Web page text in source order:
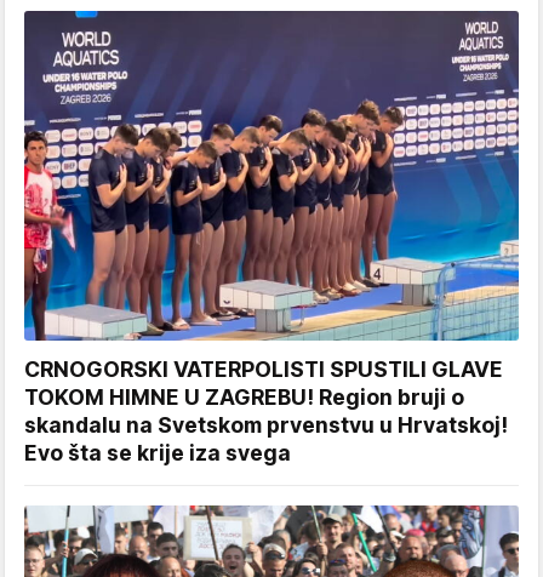
CRNOGORSKI VATERPOLISTI SPUSTILI GLAVE
TOKOM HIMNE U ZAGREBU! Region bruji o
skandalu na Svetskom prvenstvu u Hrvatskoj!
Evo šta se krije iza svega